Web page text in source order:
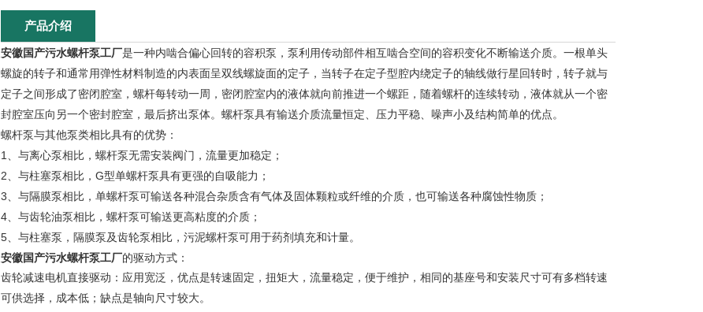
产品介绍
安徽国产污水螺杆泵工厂是一种内啮合偏心回转的容积泵，泵利用传动部件相互啮合空间的容积变化不断输送介质。一根单头
螺旋的转子和通常用弹性材料制造的内表面呈双线螺旋面的定子，当转子在定子型腔内绕定子的轴线做行星回转时，转子就与
定子之间形成了密闭腔室，螺杆每转动一周，密闭腔室内的液体就向前推进一个螺距，随着螺杆的连续转动，液体就从一个密
封腔室压向另一个密封腔室，最后挤出泵体。螺杆泵具有输送介质流量恒定、压力平稳、噪声小及结构简单的优点。
螺杆泵与其他泵类相比具有的优势：
1、与离心泵相比，螺杆泵无需安装阀门，流量更加稳定；
2、与柱塞泵相比，G型单螺杆泵具有更强的自吸能力；
3、与隔膜泵相比，单螺杆泵可输送各种混合杂质含有气体及固体颗粒或纤维的介质，也可输送各种腐蚀性物质；
4、与齿轮油泵相比，螺杆泵可输送更高粘度的介质；
5、与柱塞泵，隔膜泵及齿轮泵相比，污泥螺杆泵可用于药剂填充和计量。
安徽国产污水螺杆泵工厂的驱动方式：
齿轮减速电机直接驱动：应用宽泛，优点是转速固定，扭矩大，流量稳定，便于维护，相同的基座号和安装尺寸可有多档转速
可供选择，成本低；缺点是轴向尺寸较大。